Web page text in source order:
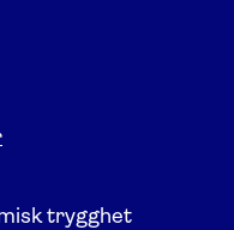
trygghet